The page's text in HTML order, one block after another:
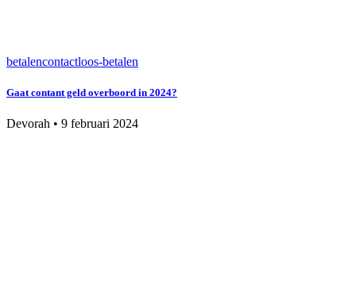
betalencontactloos-betalen
Gaat contant geld overboord in 2024?
Devorah • 9 februari 2024